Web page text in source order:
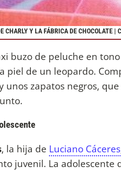
CHARLY Y LA FÁBRICA DE CHOCOLATE |
buzo de peluche en
piel de un leopardo.
unos zapatos negros,
, la hija de Luciano Cáceres
juvenil. La adolescente